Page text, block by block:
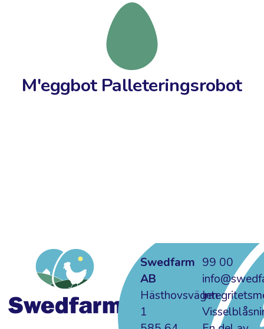
M'eggbot Palleteringsrobot
Swedfarm
AB
Hästhovsvägen
1
99 00